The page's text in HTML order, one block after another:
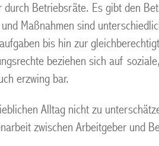
Betriebsräte. Es gibt den
Maßnahmen sind
bis hin zur
beziehen sich auf
erzwing bar.
Alltag nicht zu
zwischen Arbeitgeber und